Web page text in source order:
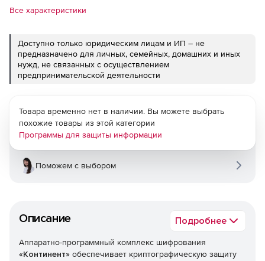
Все характеристики
Доступно только юридическим лицам и ИП – не
предназначено для личных, семейных, домашних и иных
нужд, не связанных с осуществлением
предпринимательской деятельности
Описание Подробнее
Аппаратно-программный комплекс шифрования
«Континент» обеспечивает криптографическую защиту
Товара временно нет в наличии. Вы можете выбрать
похожие товары из этой категории
Программы для защиты информации
Поможем с выбором